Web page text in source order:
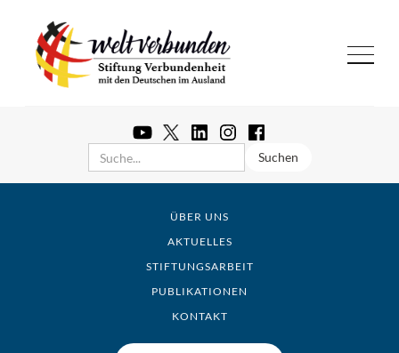
ÜBER UNS
AKTUELLES
STIFTUNGSARBEIT
PUBLIKATIONEN
KONTAKT